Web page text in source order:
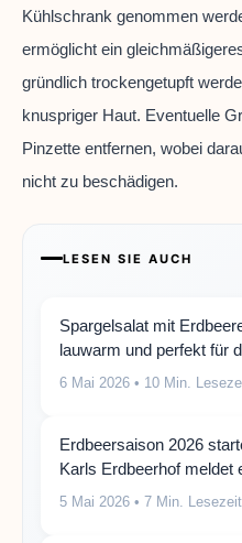
Kühlschrank genommen
ermöglicht ein
gründlich trockengetupft
knuspriger Haut. Eventuelle
Pinzette entfernen, wobei
nicht zu beschädigen.
LESEN SIE AUCH
Spargelsalat mit
lauwarm und perfekt für
6 Mai 2026 • 10 Min.
Erdbeersaison 2026
Karls Erdbeerhof meldet
5 Mai 2026 • 7 Min. Lesezeit